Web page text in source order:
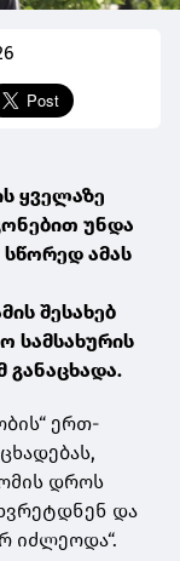
ყველაზე
უნდა
ამას
შესახებ
სამსახურის
განაცხადა.
ერთ-
დროს
და
იძლეოდა“.